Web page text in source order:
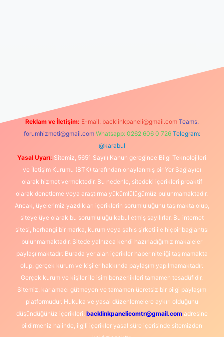
Reklam ve İletişim: E-mail: backlinkpaneli@gmail.com Teams:
forumhizmeti@gmail.com Whatsapp: 0262 606 0 726 Telegram:
@karabul
Yasal Uyarı: Sitemiz, 5651 Sayılı Kanun gereğince Bilgi Teknolojileri
ve İletişim Kurumu (BTK) tarafından onaylanmış bir Yer Sağlayıcı
olarak hizmet vermektedir. Bu nedenle, sitedeki içerikleri proaktif
olarak denetleme veya araştırma yükümlülüğümüz bulunmamaktadır.
Ancak, üyelerimiz yazdıkları içeriklerin sorumluluğunu taşımakta olup,
siteye üye olarak bu sorumluluğu kabul etmiş sayılırlar. Bu internet
sitesi, herhangi bir marka, kurum veya şahıs şirketi ile hiçbir bağlantısı
bulunmamaktadır. Sitede yalnızca kendi hazırladığımız makaleler
paylaşılmaktadır. Burada yer alan içerikler haber niteliği taşımamakta
olup, gerçek kurum ve kişiler hakkında paylaşım yapılmamaktadır.
Gerçek kurum ve kişiler ile isim benzerlikleri tamamen tesadüfidir.
Sitemiz, kar amacı gütmeyen ve tamamen ücretsiz bir bilgi paylaşım
platformudur. Hukuka ve yasal düzenlemelere aykırı olduğunu
düşündüğünüz içerikleri, backlinkpanelicomtr@gmail.comadresine
bildirmeniz halinde, ilgili içerikler yasal süre içerisinde sitemizden